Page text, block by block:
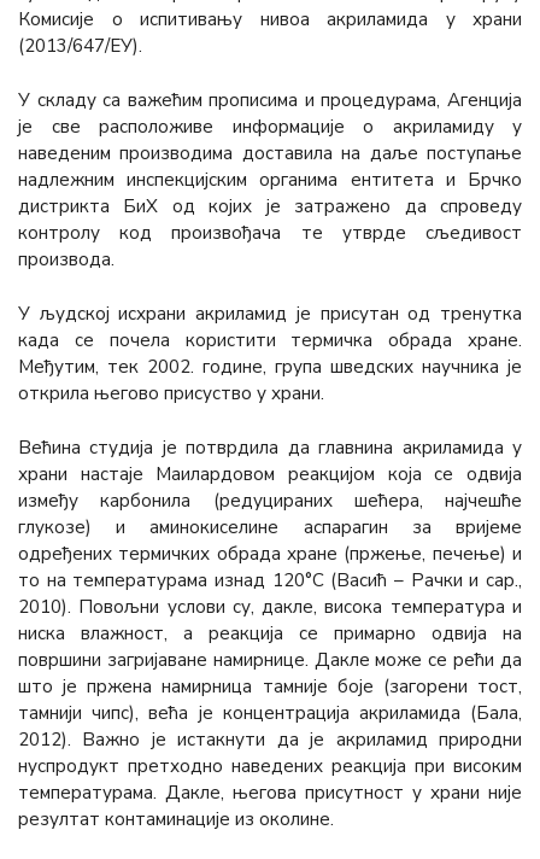
Комисије о испитивању нивоа акриламида у храни
(2013/647/ЕУ).
У складу са важећим прописима и процедурама, Агенција
је све расположиве информације о акриламиду у
наведеним производима доставила на даље поступање
надлежним инспекцијским органима ентитета и Брчко
дистрикта БиХ од којих је затражено да спроведу
контролу код произвођача те утврде сљедивост
производа.
У људској исхрани акриламид је присутан од тренутка
када се почела користити термичка обрада хране.
Међутим, тек 2002. године, група шведских научника је
открила његово присуство у храни.
Већина студија је потврдила да главнина акриламида у
храни настаје Маилардовом реакцијом која се одвија
између карбонила (редуцираних шећера, најчешће
глукозе) и аминокиселине аспарагин за вријеме
одређених термичких обрада хране (пржење, печење) и
то на температурама изнад 120°C (Васић – Рачки и сар.,
2010). Повољни услови су, дакле, висока температура и
ниска влажност, а реакција се примарно одвија на
површини загријаване намирнице. Дакле може се рећи да
што је пржена намирница тамније боје (загорени тост,
тамнији чипс), већа је концентрација акриламида (Бала,
2012). Важно је истакнути да је акриламид природни
нуспродукт претходно наведених реакција при високим
температурама. Дакле, његова присутност у храни није
резултат контаминације из околине.